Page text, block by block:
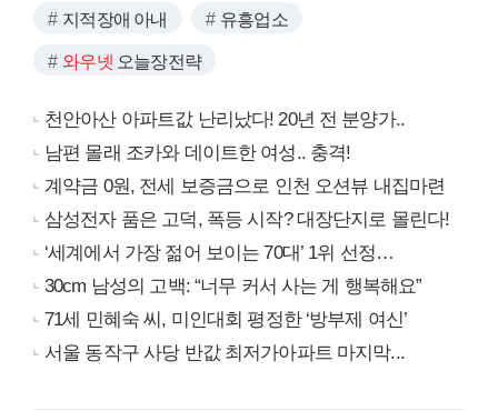
지적장애 아내 유흥업소
와우넷 오늘장전략
천안아산 아파트값 난리났다! 20년 전 분양가..
남편 몰래 조카와 데이트한 여성.. 충격!
계약금 0원, 전세 보증금으로 인천 오션뷰 내집마련
삼성전자 품은 고덕, 폭등 시작? 대장단지로 몰린다!
‘세계에서 가장 젊어 보이는 70대’ 1위 선정…
30cm 남성의 고백: “너무 커서 사는 게 행복해요”
71세 민혜숙 씨, 미인대회 평정한 ‘방부제 여신’
서울 동작구 사당 반값 최저가아파트 마지막...